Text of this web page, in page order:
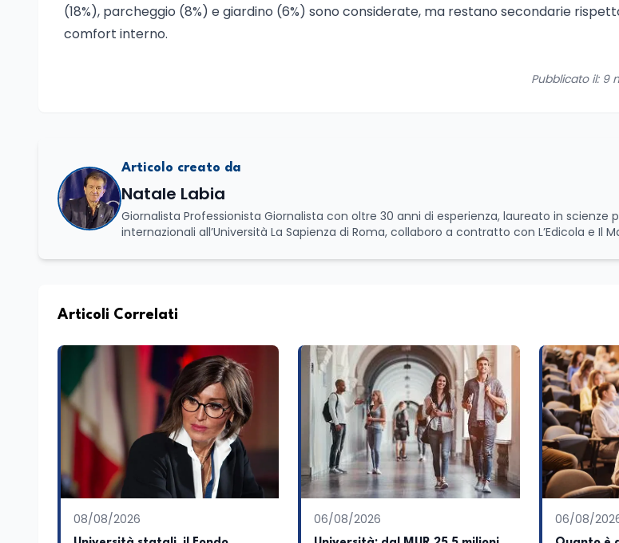
(18%), parcheggio (8%) e giardino (6%) sono considerate, ma restano secondarie
comfort interno.
Pubblicato il: 9
Articolo creato da
Natale Labia
Giornalista Professionista Giornalista con oltre 30 anni di esperienza, laureato in scienze
internazionali all’Università La Sapienza di Roma, collaboro a contratto con L’Edicola e Il
dell’Istruzione. In particolare, scrivendo delle attività istituzionali con un focus sia sulle
unico di Italialab srl con cui curo uffici stampa pubblici e privati e sviluppo programmi di
scritto i volumi Il sindaco di Tutti, edito da Il Castello editore e Dal Rosso al Nero. Ho
collettivo edito dalla Fondazione Tatarella e da Giubilei Regnani editore sui trent’anni
nazionale. Per tre legislature sono stato collaboratore parlamentare occupandomi di legge di bilancio e di
politiche agroalimentari con particolare riferimento all’export del Made in Italy e al
collaborando con le Camera di commercio italiane all’estero. Appassionato di storia, di
spesso racconto all’interno delle collaborazioni giornalistiche i cambiamenti della
attraverso gli usi, le abitudini e i protagonisti che hanno accompagnato negli anni lo
e culturale. Pugliese di nascita, vivo a Roma o in un ipotetico altrove.
Articoli Correlati
08/08/2026 06/08/2026 06/08/